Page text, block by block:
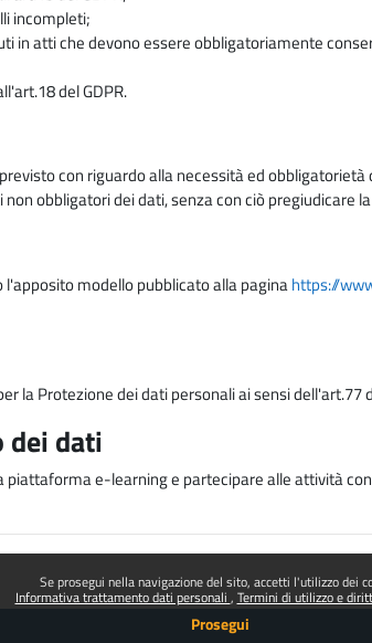
Se prosegui nella navigazione del sito, accetti l'utilizzo dei
Informativa trattamento dati personali Termini di utilizzo e
Prosegui
incompleti;
in atti che devono essere obbligatoriamente
del GDPR.
con riguardo alla necessità ed
obbligatori dei dati, senza con ciò
modello pubblicato alla paginahttps://
la Protezione dei dati personali ai sensi dell'art.77
dei dati
e-learning e partecipare alle attività